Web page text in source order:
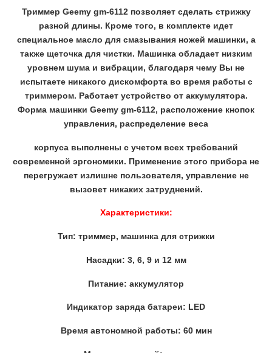
Триммер Geemy gm-6112 позволяет сделать стрижку
разной длины. Кроме того, в комплекте идет
специальное масло для смазывания ножей машинки, а
также щеточка для чистки. Машинка обладает низким
уровнем шума и вибрации, благодаря чему Вы не
испытаете никакого дискомфорта во время работы с
триммером. Работает устройство от аккумулятора.
Форма машинки Geemy gm-6112, расположение кнопок
управления, распределение веса
корпуса выполнены с учетом всех требований
современной эргономики. Применение этого прибора не
перегружает излишне пользователя, управление не
вызовет никаких затруднений.
Характеристики:
Тип: триммер, машинка для стрижки
Насадки: 3, 6, 9 и 12 мм
Питание: аккумулятор
Индикатор заряда батареи: LED
Время автономной работы: 60 мин